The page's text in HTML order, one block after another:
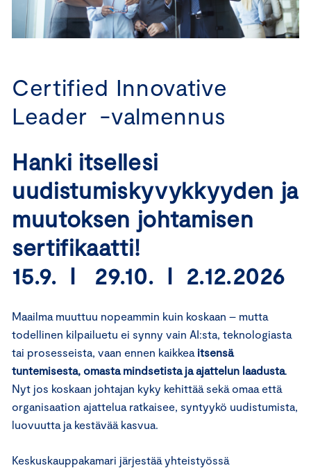
Certified Innovative
Leader -valmennus
Hanki itsellesi
uudistumiskyvykkyyden ja
muutoksen johtamisen
sertifikaatti!
15.9. I 29.10. I 2.12.2026
Maailma muuttuu nopeammin kuin koskaan – mutta
todellinen kilpailuetu ei synny vain AI:sta, teknologiasta
tai prosesseista, vaan ennen kaikkea itsensä
tuntemisesta, omasta mindsetista ja ajattelun laadusta.
Nyt jos koskaan johtajan kyky kehittää sekä omaa että
organisaation ajattelua ratkaisee, syntyykö uudistumista,
luovuutta ja kestävää kasvua.
Keskuskauppakamari järjestää yhteistyössä